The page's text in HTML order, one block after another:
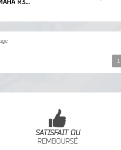
1
SATISFAIT OU
REMBOURSÉ